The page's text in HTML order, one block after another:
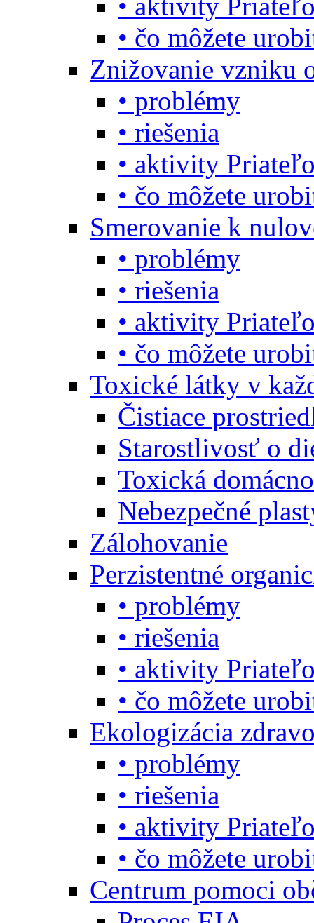
• čo môžete
Znižovanie vzniku
• problémy
• riešenia
• aktivity
• čo môžete
Smerovanie k
• problémy
• riešenia
• aktivity
• čo môžete
Toxické látky v
Čistiace
Starostlivosť o
Toxická
Nebezpečné
Zálohovanie
Perzistentné
• problémy
• riešenia
• aktivity
• čo môžete
Ekologizácia
• problémy
• riešenia
• aktivity
• čo môžete
Centrum pomoci